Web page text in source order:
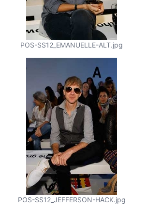
POS-SS12_EMANUELLE-ALT.jpg
POS-SS12_JEFFERSON-HACK.jpg